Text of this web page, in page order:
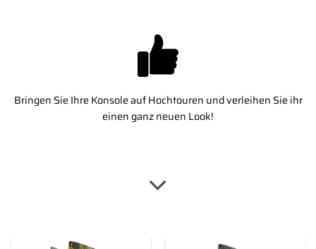
Bringen Sie Ihre Konsole auf Hochtouren und verleihen Sie ihr
einen ganz neuen Look!